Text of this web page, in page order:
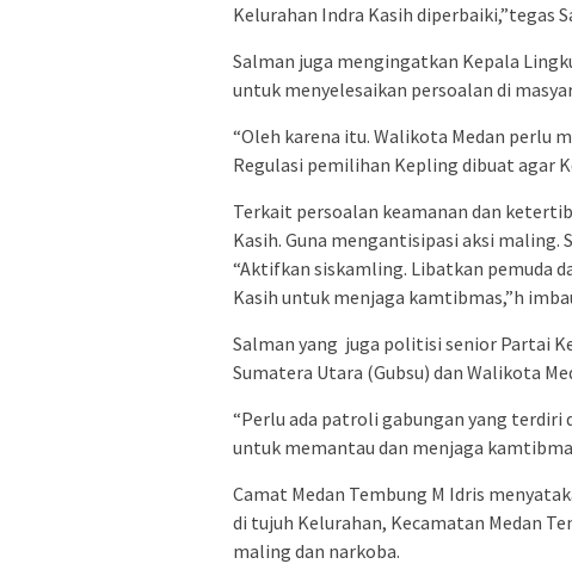
Kelurahan Indra Kasih diperbaiki,”tegas
Salman juga mengingatkan Kepala
untuk menyelesaikan persoalan di
“Oleh karena itu. Walikota Medan perlu
Regulasi pemilihan Kepling dibuat agar
Terkait persoalan keamanan dan
Kasih. Guna mengantisipasi aksi
“Aktifkan siskamling. Libatkan pemuda
Kasih untuk menjaga kamtibmas,”h
Salman yang juga politisi senior Partai
Sumatera Utara (Gubsu) dan Walikota
“Perlu ada patroli gabungan yang terdiri
untuk memantau dan menjaga
Camat Medan Tembung M Idris
di tujuh Kelurahan, Kecamatan Medan
maling dan narkoba.